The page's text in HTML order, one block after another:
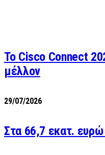
Το Cisco Connect
μέλλον
29/07/2026
Στα 66,7 εκατ. ευρώ